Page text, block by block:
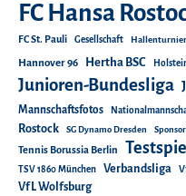
FC Hansa
FC St. Pauli Gesellschaft
Hannover 96 Hertha BSC
Junioren-Bundesliga
Mannschaftsfotos
Rostock SG Dynamo Dresden
Tennis Borussia Berlin
TSV 1860 München Verbandsliga
VfL Wolfsburg